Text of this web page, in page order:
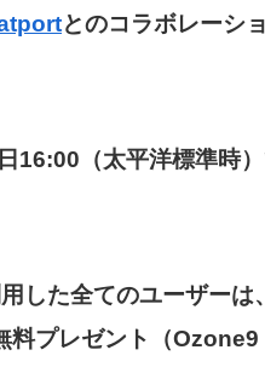
とのコラボレーシ
16:00（太平洋標準時）
した全てのユーザー
料プレゼント（